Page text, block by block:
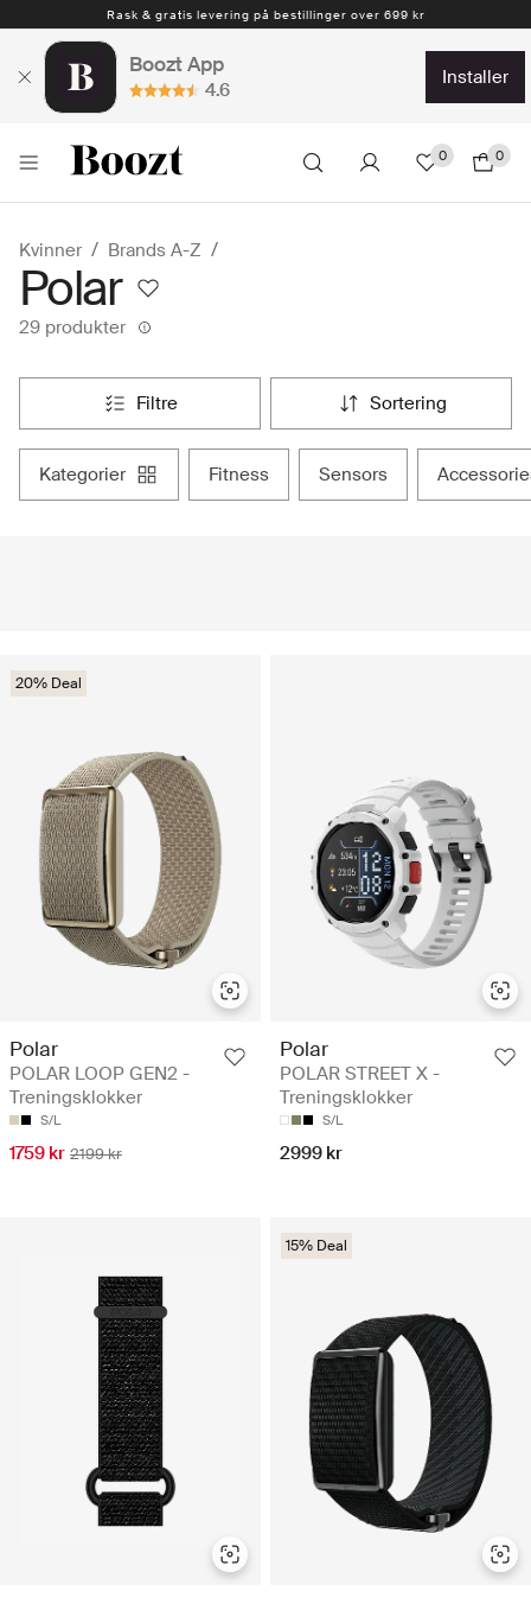
Rask & gratis levering på bestillinger over 699 kr
Boozt App
4.6
installer
0 0
Kvinner Brands A-Z
Polar
29 produkter
filtre sortering
kategorier fitness sensors
20% Deal
Polar
POLAR LOOP GEN2 -
Treningsklokker
S/L
1759 kr 2199 kr
Polar
POLAR STREET X -
Treningsklokker
S/L
2999 kr
15% Deal